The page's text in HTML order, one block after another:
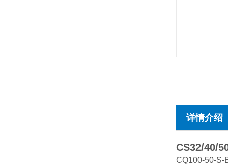
详情介绍
CS32/40/
CQ100-50-S-